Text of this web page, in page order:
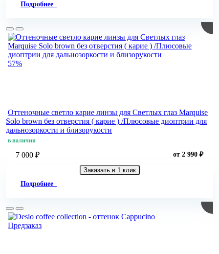
Подробнее
57%
Оттеночные светло карие линзы для Светлых глаз Marquise
Solo brown без отверстия ( карие ) /Плюсовые диоптрии для
дальнозоркости и близорукости
в наличии
7 000 ₽ от 2 990 ₽
Заказать в 1 клик
Подробнее
Предзаказ